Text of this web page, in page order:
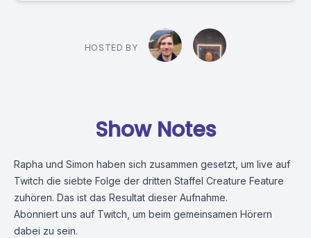
HOSTED BY
Show Notes
Rapha und Simon haben sich zusammen gesetzt, um live auf
Twitch die siebte Folge der dritten Staffel Creature Feature
zuhören. Das ist das Resultat dieser Aufnahme.
Abonniert uns auf Twitch, um beim gemeinsamen Hörern
dabei zu sein.